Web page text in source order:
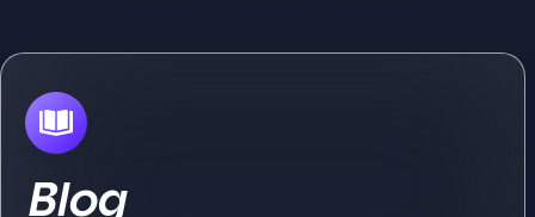
Blog